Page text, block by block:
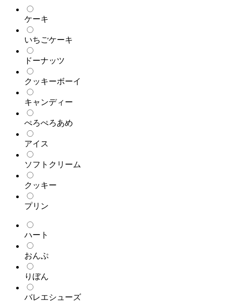
ケーキ
いちごケーキ
ドーナッツ
クッキーボーイ
キャンディー
ぺろぺろあめ
アイス
ソフトクリーム
クッキー
プリン
ハート
おんぷ
りぼん
バレエシューズ